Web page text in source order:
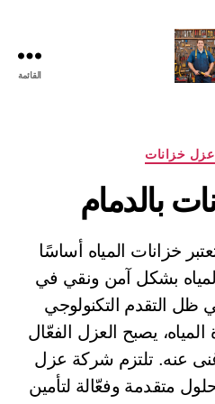
القائمة
التصنيفات
خزانات
بالدمام
خزانات المياه أساسًا
بشكل آمن ونقي في
ظل التقدم التكنولوجي
المياه، يصبح العزل الفعّال
غنى عنه. تلتزم شركة عزل
متقدمة وفعّالة لتأمين